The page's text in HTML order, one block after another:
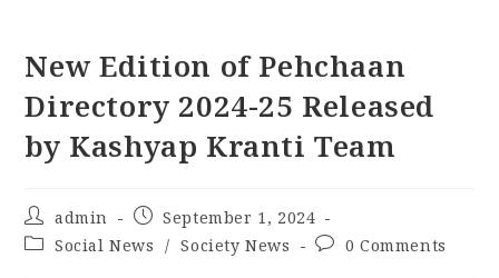
New Edition of Pehchaan
Directory 2024-25 Released
by Kashyap Kranti Team
admin
September 1, 2024
Social News / Society News 0 Comments